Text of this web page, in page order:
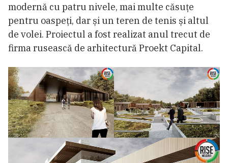
modernă cu patru nivele, mai multe căsuțe
pentru oaspeți, dar și un teren de tenis și altul
de volei. Proiectul a fost realizat anul trecut de
firma rusească de arhitectură Proekt Capital.